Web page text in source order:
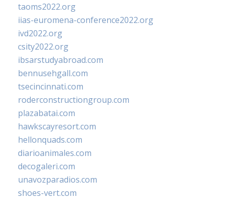
taoms2022.org
iias-euromena-conference2022.org
ivd2022.org
csity2022.org
ibsarstudyabroad.com
bennusehgall.com
tsecincinnati.com
roderconstructiongroup.com
plazabatai.com
hawkscayresort.com
hellonquads.com
diarioanimales.com
decogaleri.com
unavozparadios.com
shoes-vert.com